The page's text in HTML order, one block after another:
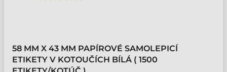
58 MM X 43 MM PAPÍROVÉ SAMOLEPICÍ
ETIKETY V KOTOUČÍCH BÍLÁ ( 1500